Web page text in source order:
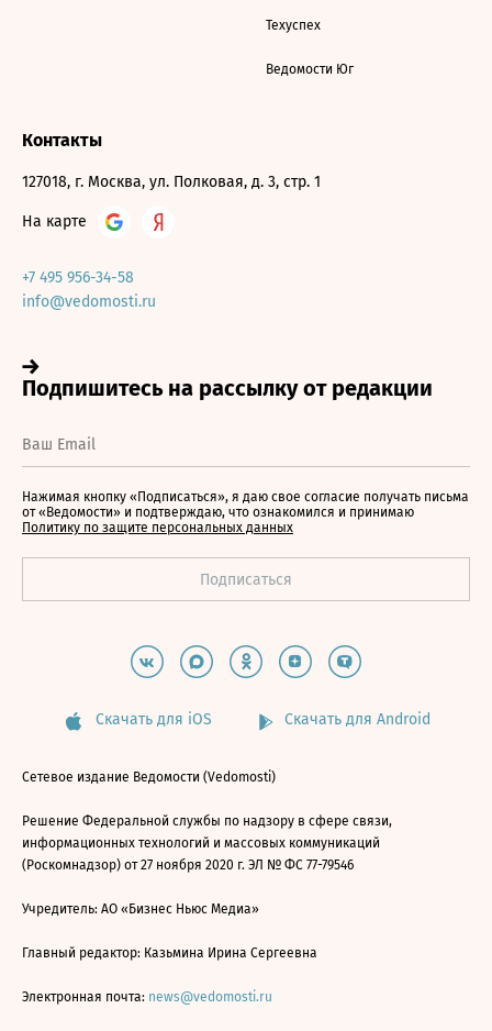
Техуспех
Ведомости Юг
Контакты
127018, г. Москва, ул. Полковая, д. 3, стр. 1
На карте
+7 495 956-34-58
info@vedomosti.ru
Нажимая кнопку «Подписаться», я даю свое согласие получать письма
от «Ведомости» и подтверждаю, что ознакомился и принимаю
Политику по защите персональных данных
Скачать для iOS Скачать для Android
Сетевое издание Ведомости (Vedomosti)
Решение Федеральной службы по надзору в сфере связи,
информационных технологий и массовых коммуникаций
(Роскомнадзор) от 27 ноября 2020 г. ЭЛ № ФС 77-79546
Учредитель: АО «Бизнес Ньюс Медиа»
Главный редактор: Казьмина Ирина Сергеевна
Электронная почта: news@vedomosti.ru